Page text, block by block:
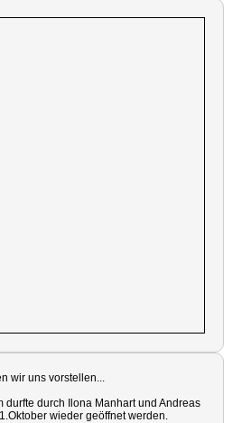
wir uns vorstellen...
durfte durch Ilona Manhart und Andreas
wieder geöffnet werden.